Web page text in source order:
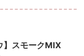
】スモークMIX